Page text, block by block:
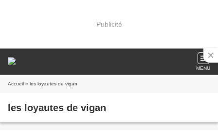
Publicité
MENU
Accueil » les loyautes de vigan
les loyautes de vigan